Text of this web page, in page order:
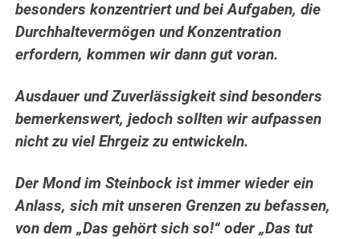
besonders konzentriert und bei Aufgaben, die
Durchhaltevermögen und Konzentration
erfordern, kommen wir dann gut voran.
Ausdauer und Zuverlässigkeit sind besonders
bemerkenswert, jedoch sollten wir aufpassen
nicht zu viel Ehrgeiz zu entwickeln.
Der Mond im Steinbock ist immer wieder ein
Anlass, sich mit unseren Grenzen zu befassen,
von dem „Das gehört sich so!“ oder „Das tut